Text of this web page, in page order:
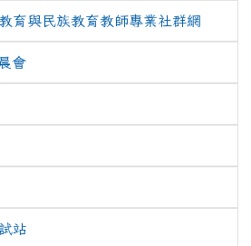
育與民族教育教師專業社群網
會
站